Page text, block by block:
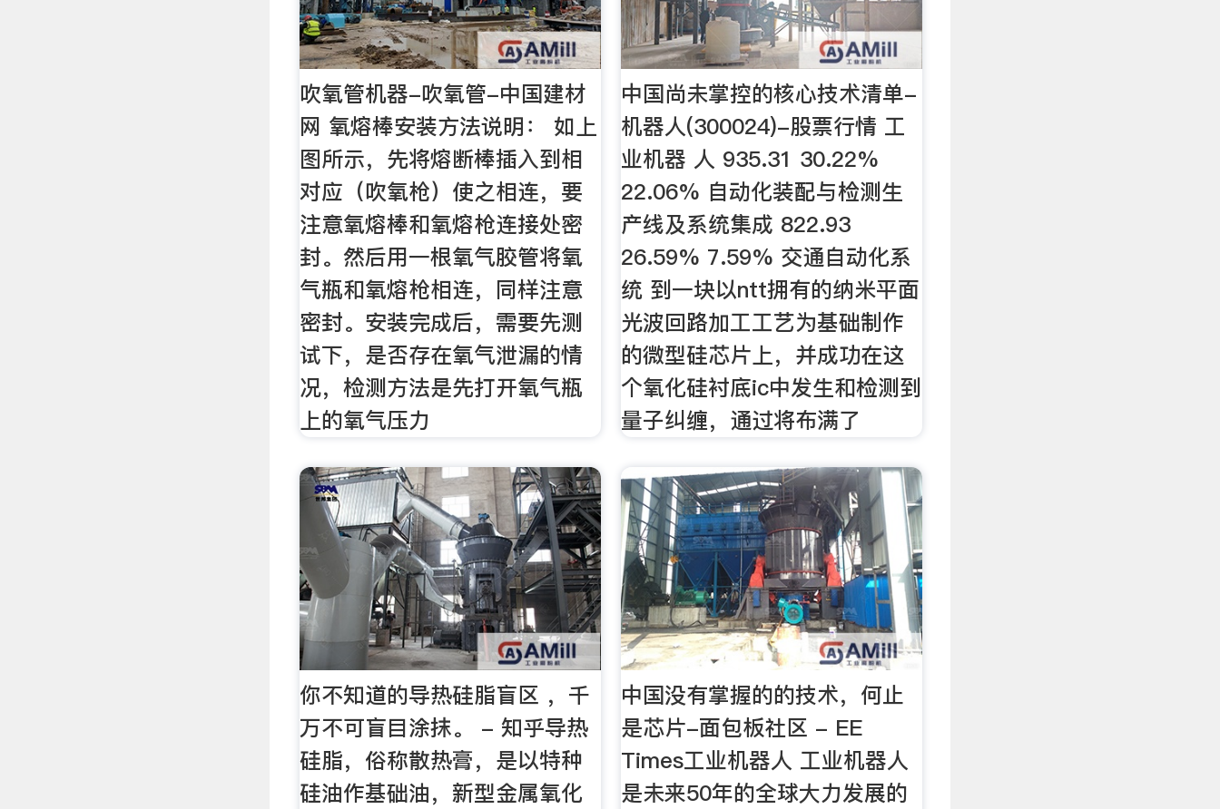
吹氧管机器-吹氧管-中国建材
网 氧熔棒安装方法说明： 如上
图所示，先将熔断棒插入到相
对应（吹氧枪）使之相连，要
注意氧熔棒和氧熔枪连接处密
封。然后用一根氧气胶管将氧
气瓶和氧熔枪相连，同样注意
密封。安装完成后，需要先测
试下，是否存在氧气泄漏的情
况，检测方法是先打开氧气瓶
上的氧气压力
中国尚未掌控的核心技术清单-
机器人(300024)-股票行情 工
业机器 人 935.31 30.22%
22.06% 自动化装配与检测生
产线及系统集成 822.93
26.59% 7.59% 交通自动化系
统 到一块以ntt拥有的纳米平面
光波回路加工工艺为基础制作
的微型硅芯片上，并成功在这
个氧化硅衬底ic中发生和检测到
量子纠缠，通过将布满了
你不知道的导热硅脂盲区 ，千
万不可盲目涂抹。 - 知乎导热
硅脂，俗称散热膏，是以特种
硅油作基础油，新型金属氧化
中国没有掌握的的技术，何止
是芯片-面包板社区 - EE
Times工业机器人 工业机器人
是未来50年的全球大力发展的